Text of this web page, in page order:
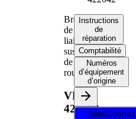
Bras
de
liaison,
suspension
de
roue
VKDS
422042
Instructions
de
réparation
Comptabilité
Numéros
d’équipement
d’origine
Sélectionnez